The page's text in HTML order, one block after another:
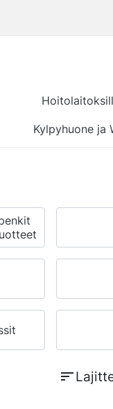
Kylpyhuone ja
sort